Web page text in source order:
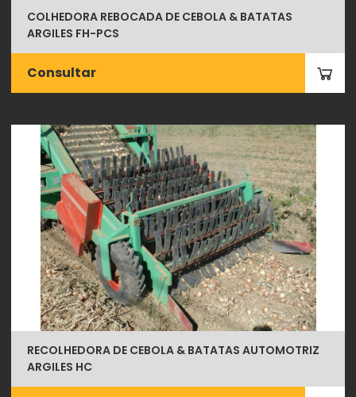
COLHEDORA REBOCADA DE CEBOLA & BATATAS
ARGILES FH-PCS
Consultar
RECOLHEDORA DE CEBOLA & BATATAS AUTOMOTRIZ
ARGILES HC